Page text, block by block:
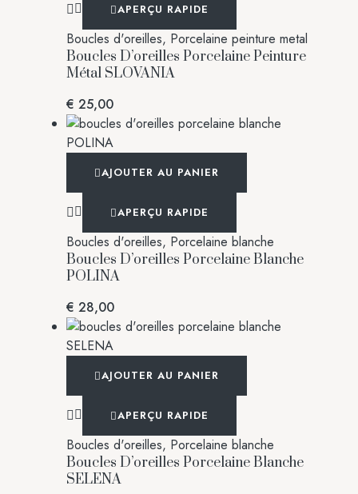
APERÇU RAPIDE
Boucles d'oreilles, Porcelaine peinture metal
Boucles D’oreilles Porcelaine Peinture
Métal SLOVANIA
€ 25,00
AJOUTER AU PANIER
APERÇU RAPIDE
Boucles d'oreilles, Porcelaine blanche
Boucles D’oreilles Porcelaine Blanche
POLINA
€ 28,00
AJOUTER AU PANIER
APERÇU RAPIDE
Boucles d'oreilles, Porcelaine blanche
Boucles D’oreilles Porcelaine Blanche
SELENA